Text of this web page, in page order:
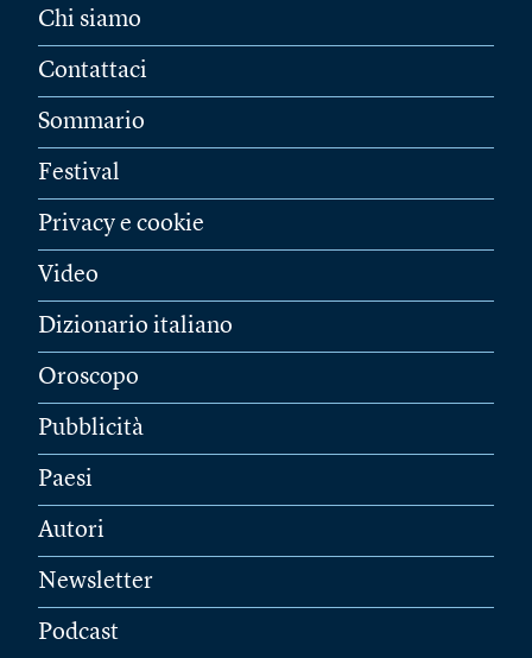
Chi siamo
Contattaci
Sommario
Festival
Privacy e cookie
Video
Dizionario italiano
Oroscopo
Pubblicità
Paesi
Autori
Newsletter
Podcast